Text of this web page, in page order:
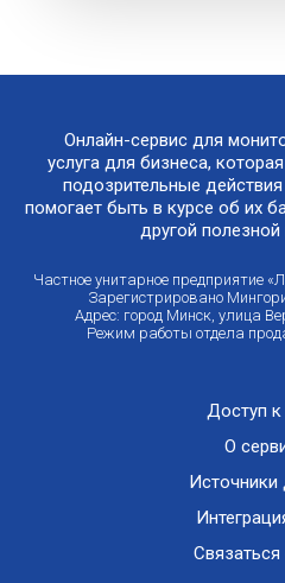
Онлайн-сервис для
услуга для бизнеса,
подозрительные
помогает быть в курсе об их
другой
Частное унитарное предприятие
Зарегистрировано
Адрес: город Минск, улица
Режим работы отдела
Доступ к
О
Источники